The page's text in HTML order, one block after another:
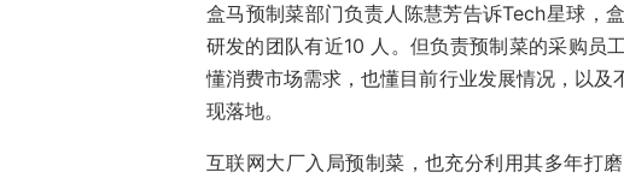
盒马预制菜部门负责人陈慧芳告诉Tech星球，
研发的团队有近10 人。但负责预制菜的采购员
懂消费市场需求，也懂目前行业发展情况，以
现落地。
互联网大厂入局预制菜，也充分利用其多年打